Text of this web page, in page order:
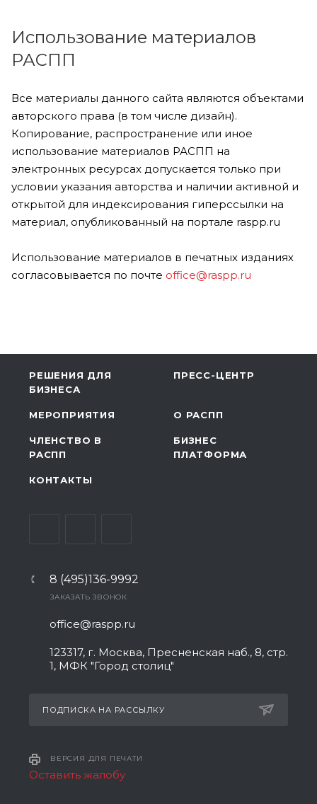
Использование материалов
РАСПП
Все материалы данного сайта являются объектами
авторского права (в том числе дизайн).
Копирование, распространение или иное
использование материалов РАСПП на
электронных ресурсах допускается только при
условии указания авторства и наличии активной и
открытой для индексирования гиперссылки на
материал, опубликованный на портале raspp.ru
Использование материалов в печатных изданиях
согласовывается по почте office@raspp.ru
РЕШЕНИЯ ДЛЯ
БИЗНЕСА
ПРЕСС-ЦЕНТР
МЕРОПРИЯТИЯ О РАСПП
ЧЛЕНСТВО В
РАСПП
БИЗНЕС
ПЛАТФОРМА
КОНТАКТЫ
8 (495)136-9992
ЗАКАЗАТЬ ЗВОНОК
office@raspp.ru
123317, г. Москва, Пресненская наб., 8, стр.
1, МФК "Город столиц"
ПОДПИСКА НА РАССЫЛКУ
ВЕРСИЯ ДЛЯ ПЕЧАТИ
Оставить жалобу